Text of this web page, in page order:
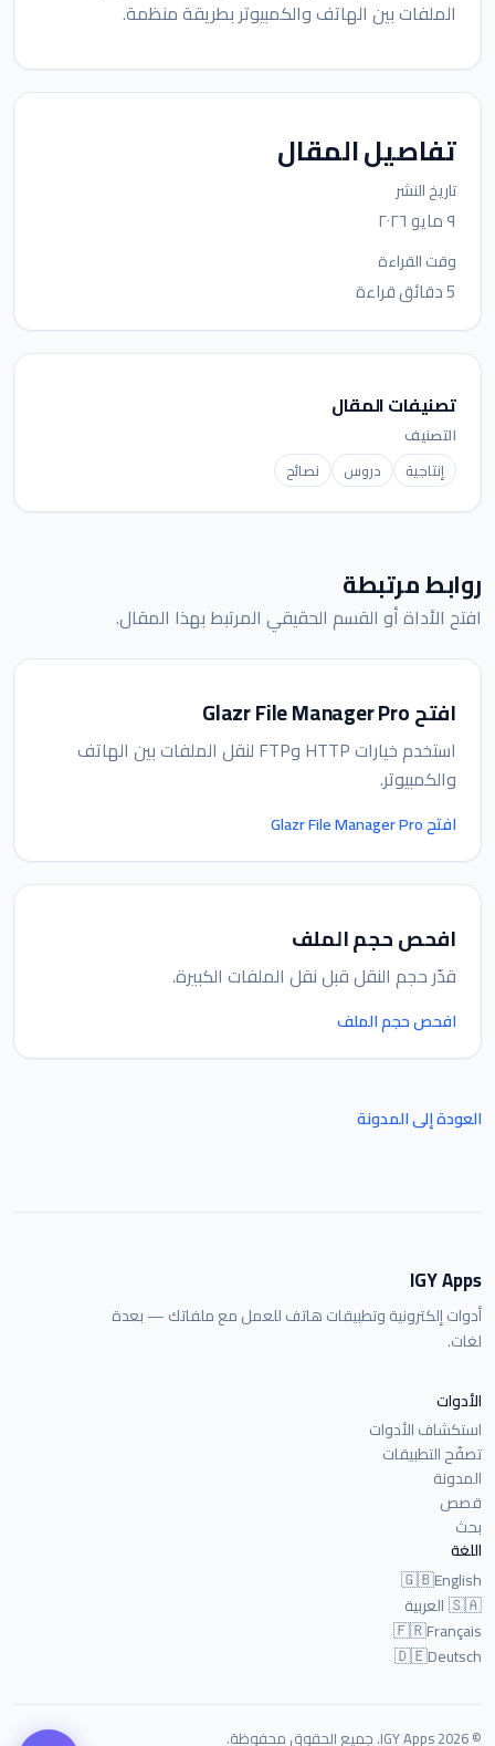
الملفات بين الهاتف والكمبيوتر بطريقة منظمة.
تفاصيل المقال
تاريخ النشر
٩ مايو ٢٠٢٦
وقت القراءة
5 دقائق قراءة
تصنيفات المقال
التصنيف
إنتاجية
دروس نصائح
روابط مرتبطة
افتح الأداة أو القسم الحقيقي المرتبط بهذا المقال.
افتح Glazr File Manager Pro
استخدم خيارات HTTP وFTP لنقل الملفات بين الهاتف
والكمبيوتر.
افتح Glazr File Manager Pro
افحص حجم الملف
قدّر حجم النقل قبل نقل الملفات الكبيرة.
افحص حجم الملف
العودة إلى المدونة
IGY Apps
أدوات إلكترونية وتطبيقات هاتف للعمل مع ملفاتك — بعدة
لغات.
الأدوات
استكشاف الأدوات
تصفّح التطبيقات
المدونة
قصص
بحث
اللغة
🇬🇧English
🇸🇦العربية
🇫🇷Français
🇩🇪Deutsch
© 2026 IGY Apps. جميع الحقوق محفوظة.